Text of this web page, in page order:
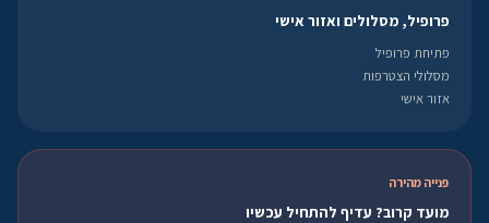
פרופיל, מסלולים ואזור אישי
פתיחת פרופיל
מסלולי הצטרפות
אזור אישי
פנייה מהירה
מועד קרוב? עדיף להתחיל עכשיו